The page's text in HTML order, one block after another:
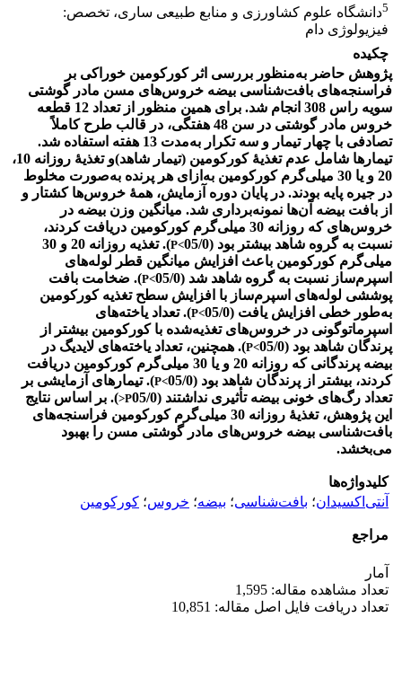
5دانشگاه علوم کشاورزی و منابع طبیعی ساری، تخصص:
فیزیولوژی دام
چکیده
پژوهش حاضر بهمنظور بررسی اثر کورکومین خوراکی بر
فراسنجه‌های بافت‌شناسی بیضه خروس‌های مسن مادر گوشتی
سویه راس 308 انجام شد. برای همین منظور از تعداد 12 قطعه
خروس مادر گوشتی در سن 48 هفتگی، در قالب طرح کاملاً
تصادفی با چهار تیمار و سه تکرار به
مدت 13 هفته استفاده شد.
تیمارها شامل عدم تغذیۀ
کورکومین (تیمار شاهد)و تغذیۀ روزانه 10،
20 و یا 30 میلی‌گرم کورکومین به
ازای هر پرنده به‌صورت مخلوط
در جیره پایه بودند. در پایان دوره آزمایش، همۀ خروس‌ها کشتار و
از بافت بیضه آن‌ها نمونه‌برداری شد. میانگین وزن بیضه در
خروس‌های که روزانه 30 میلی‌گرم کورکومین دریافت کردند،
نسبت به گروه شاهد بیشتر بود (05/0
P<). تغذیه روزانه 20 و 30
میلی‌گرم کورکومین باعث افزایش میانگین قطر لوله‌های
اسپرم‌ساز نسبت به گروه شاهد شد (05/0
P<). ضخامت بافت
پوششی لوله‌های اسپرم‌ساز با افزایش سطح تغذیه کورکومین
به‌طور خطی افزایش یافت (05/0
P<). تعداد یاخته‌های
اسپرماتوگونی در خروس‌های تغذیهشده با کورکومین بیشتر از
پرندگان شاهد بود (05/0
P<). همچنین، تعداد یاخته‌های لایدیگ در
بیضه پرندگانی که روزانه 20 و یا 30 میلی‌گرم کورکومین دریافت
کردند، بیشتر از پرندگان شاهد بود (05/0
P<). تیمارهای آزمایشی بر
تعداد رگ‌های خونی بیضه تأثیری نداشتند (05/0
P
>). بر اساس نتایج
این پژوهش، تغذیۀ روزانه 30
میلی‌گرم کورکومین فراسنجه‌های
بافت‌شناسی بیضه خروس‌های مادر گوشتی مسن را بهبود
می‌بخشد.
کلیدواژه‌ها
آنتی‌اکسیدان؛ بافت‌شناسی؛ بیضه؛ خروس؛ کورکومین
مراجع
آمار
تعداد مشاهده مقاله: 1,595
تعداد دریافت فایل اصل مقاله: 10,851